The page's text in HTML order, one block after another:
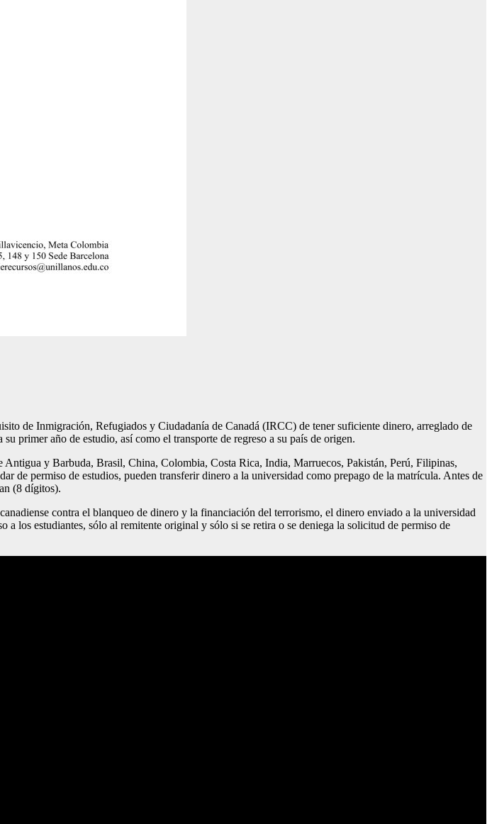
de Inmigración, Refugiados y Ciudadanía de Canadá (IRCC) de tener suficiente dinero, arreglado de
primer año de estudio, así como el transporte de regreso a su país de origen.
Antigua y Barbuda, Brasil, China, Colombia, Costa Rica, India, Marruecos, Pakistán, Perú, Filipinas,
de permiso de estudios, pueden transferir dinero a la universidad como prepago de la matrícula. Antes de
(8 dígitos).
contra el blanqueo de dinero y la financiación del terrorismo, el dinero enviado a la universidad
los estudiantes, sólo al remitente original y sólo si se retira o se deniega la solicitud de permiso de